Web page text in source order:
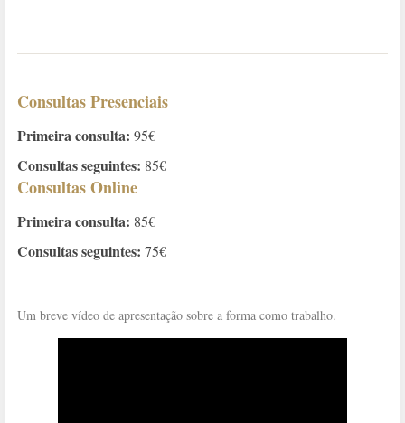
Consultas Presenciais
Primeira consulta: 95€
Consultas seguintes: 85€
Consultas Online
Primeira consulta: 85€
Consultas seguintes: 75€
Um breve vídeo de apresentação sobre a forma como trabalho.